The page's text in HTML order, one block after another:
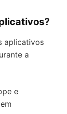
aplicativos
a
e